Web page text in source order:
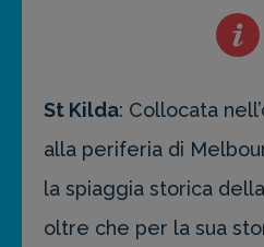
St Kilda: Collocata
alla periferia di
la spiaggia storica
oltre che per la sua